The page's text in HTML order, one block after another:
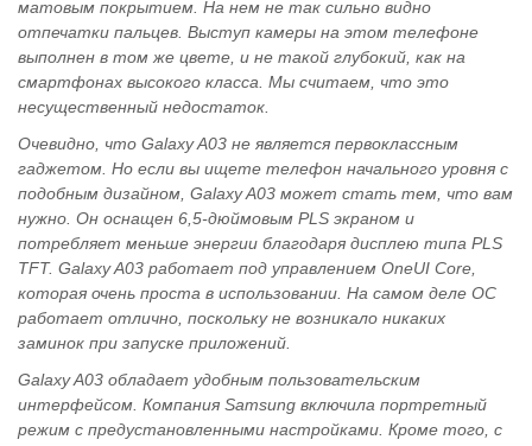
матовым покрытием. На нем не так сильно видно
отпечатки пальцев. Выступ камеры на этом телефоне
выполнен в том же цвете, и не такой глубокий, как на
смартфонах высокого класса. Мы считаем, что это
несущественный недостаток.
Очевидно, что Galaxy A03 не является первоклассным
гаджетом. Но если вы ищете телефон начального уровня с
подобным дизайном, Galaxy A03 может стать тем, что вам
нужно. Он оснащен 6,5-дюймовым PLS экраном и
потребляет меньше энергии благодаря дисплею типа PLS
TFT. Galaxy A03 работает под управлением OneUI Core,
которая очень проста в использовании. На самом деле ОС
работает отлично, поскольку не возникало никаких
заминок при запуске приложений.
Galaxy A03 обладает удобным пользовательским
интерфейсом. Компания Samsung включила портретный
режим с предустановленными настройками. Кроме того, с